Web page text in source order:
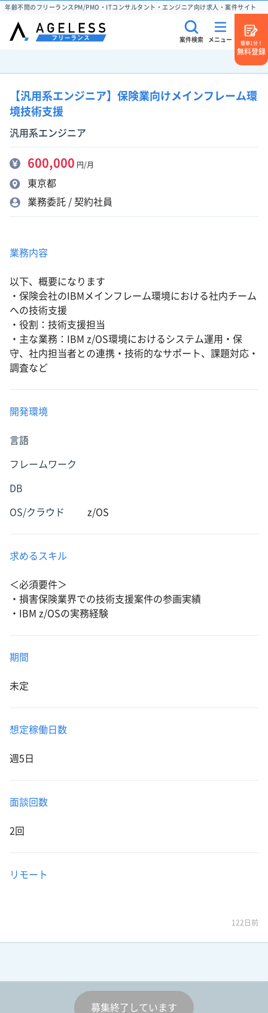
年齢不問のフリーランスPM/PMO・ITコンサルタント・エンジニア向け求人・案件サイト
案件検索 メニュー
簡単1分！
無料登録
【汎用系エンジニア】保険業向けメインフレーム環
境技術支援
汎用系エンジニア
600,000 円/月
東京都
業務委託 / 契約社員
業務内容
以下、概要になります
・保険会社のIBMメインフレーム環境における社内チーム
への技術支援
・役割：技術支援担当
・主な業務：IBM z/OS環境におけるシステム運用・保
守、社内担当者との連携・技術的なサポート、課題対応・
調査など
開発環境
言語
フレームワーク
DB
OS/クラウド z/OS
求めるスキル
＜必須要件＞
・損害保険業界での技術支援案件の参画実績
・IBM z/OSの実務経験
期間
未定
想定稼働日数
週5日
面談回数
2回
リモート
122日前
募集終了しています